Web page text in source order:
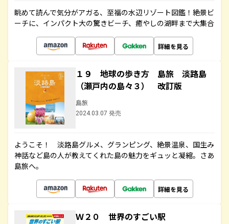
眺めて読んで気分がアガる、至福の水辺リゾート図鑑！絶景ビ
ーチに、インパクト大の驚きビーチ、癒やしの湖畔まで大集合
詳細を見る
１９ 地球の歩き方 島旅 淡路島
（瀬戸内の島々３） 改訂版
島旅
2024.03.07 発売
ようこそ！ 淡路島グルメ、グランピング、絶景温泉、国生み
神話など島の人が教えてくれた島の魅力をギュッと凝縮。さあ
島旅へ。
詳細を見る
Ｗ２０ 世界のすごい駅